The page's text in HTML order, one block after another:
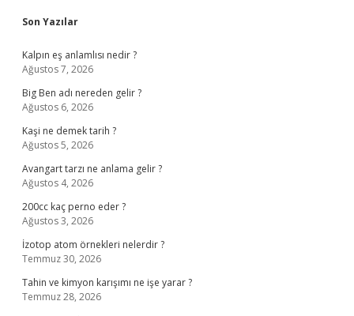
Sidebar
Son Yazılar
Kalpın eş anlamlısı nedir ?
Ağustos 7, 2026
Big Ben adı nereden gelir ?
Ağustos 6, 2026
Kaşi ne demek tarih ?
Ağustos 5, 2026
Avangart tarzı ne anlama gelir ?
Ağustos 4, 2026
200cc kaç perno eder ?
Ağustos 3, 2026
İzotop atom örnekleri nelerdir ?
Temmuz 30, 2026
Tahin ve kimyon karışımı ne işe yarar ?
Temmuz 28, 2026